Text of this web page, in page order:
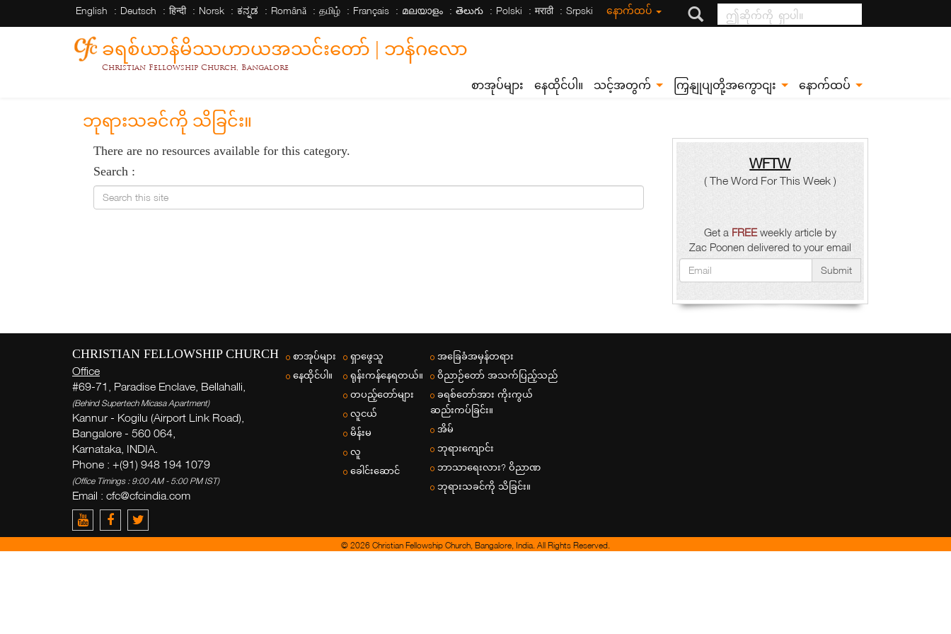
English Deutsch हिन्दी Norsk ಕನ್ನಡ Română தமிழ் Français മലയാളം తెలుగు Polski मराठी Srpski နောက်ထပ် ဤဆိုက်ကို ရှာပါ။
ခရစ်ယာန်မိဿဟာယအသင်းတော် | ဘန်ဂလော
Christian Fellowship Church, Bangalore
စာအုပ်များ နေထိုင်ပါ။ သင့်အတွက် ကြှနျုပျတို့အကွောငျး နောက်ထပ်
ဘုရားသခင်ကို သိခြင်း။
There are no resources available for this category.
Search :
Search this site
WFTW
( The Word For This Week )
Get a FREEweekly article by
Zac Poonen delivered to your email
Submit
CHRISTIAN FELLOWSHIP CHURCH
Office
#69-71, Paradise Enclave, Bellahalli,
(Behind Supertech Micasa Apartment)
Kannur - Kogilu (Airport Link Road),
Bangalore - 560 064,
Karnataka, INDIA.
Phone : +(91) 948 194 1079
(Office Timings : 9:00 AM - 5:00 PM IST)
Email : cfc@cfcindia.com
စာအုပ်များ
နေထိုင်ပါ။
ရှာဖွေသူ
ရုန်းကန်နေရတယ်။
တပည့်တော်များ
လူငယ်
မိန်းမ
လူ
ခေါင်းဆောင်
အခြေခံအမှန်တရား
ဝိညာဉ်​​တော်​ အသက်​ပြည့်​သည်​
ခရစ်တော်အား ကိုးကွယ်
ဆည်းကပ်ခြင်း။
အိမ်
ဘုရားကျောင်း
ဘာသာရေးလား? ဝိညာဏ
ဘုရားသခင်ကို သိခြင်း။
© 2026 Christian Fellowship Church, Bangalore, India. All Rights Reserved.